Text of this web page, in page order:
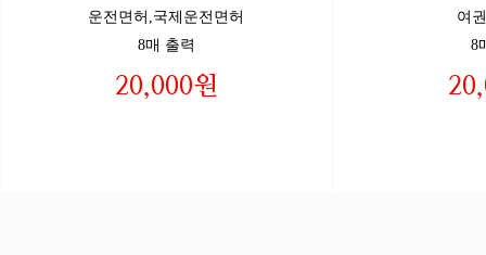
운전면허,국제운전면허
8매 출력
20,000원
여
8